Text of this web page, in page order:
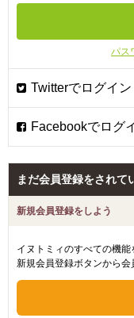
パス
まだ会員登録をされて
新規会員登録をしよう
イヌトミィのすべての機能
新規会員登録ボタンから会